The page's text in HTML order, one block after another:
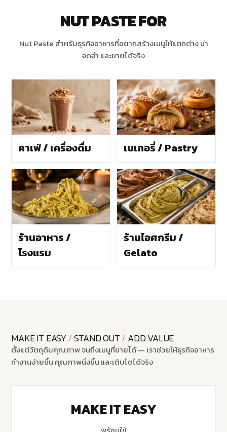
NUT PASTE FOR
Nut Paste สำหรับธุรกิจอาหารที่อยากสร้างเมนูให้แตกต่าง น่า
จดจำ และขายได้จริง
คาเฟ่ / เครื่องดื่ม เบเกอรี่ / Pastry
ร้านอาหาร /
โรงแรม
ร้านไอศกรีม /
Gelato
MAKE IT EASY /STAND OUT/ ADD VALUE
ตั้งแต่วัตถุดิบคุณภาพ จนถึงเมนูที่ขายได้ — เราช่วยให้ธุรกิจอาหาร
ทำงานง่ายขึ้น คุณภาพนิ่งขึ้น และเติบโตได้จริง
MAKE IT EASY